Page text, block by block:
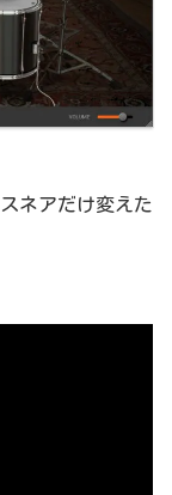
ネアだけ変えた